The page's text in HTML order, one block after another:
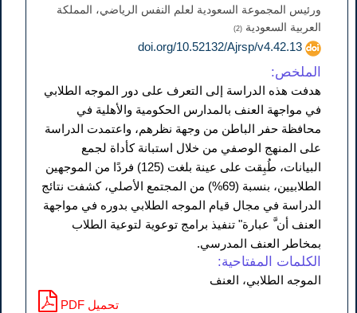
ورئيس المجموعة السعودية لعلم النفس الرياضي، المملكة
العربية السعودية (2)
doi.org/10.52132/Ajrsp/v4.42.13
الملخص:
هدفت هذه الدراسة إلى التعرف على دور الموجه الطلابي
في مواجهة العنف بالمدارس الحكومية والأهلية في
محافظة حفر الباطن من وجهة نظرهم، واعتمدت الدراسة
على المنهج الوصفي من خلال استبانة كأداة لجمع
البيانات، طُبِقت على عينة بلغت (125) فردًا من الموجهين
الطلابيين، بنسبة (69%) من المجتمع الأصلي، كشفت نتائج
الدراسة في مجال قيام الموجه الطلابي بدوره في مواجهة
العنف أن َّ عبارة" تنفيذ برامج توعوية لتوعية الطلاب
بمخاطر العنف المدرسي.
الكلمات المفتاحية:
الموجه الطلابي، العنف
PDF تحميل